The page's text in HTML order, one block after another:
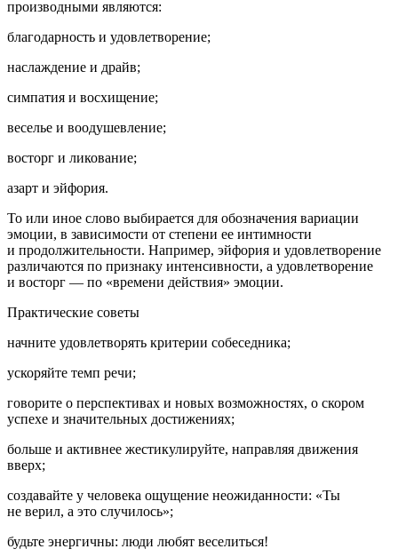
производными являются:
благодарность и удовлетворение;
наслаждение и драйв;
симпатия и восхищение;
веселье и воодушевление;
восторг и ликование;
азарт и эйфория.
То или иное слово выбирается для обозначения вариации
эмоции, в зависимости от степени ее интимности
и продолжительности. Например, эйфория и удовлетворение
различаются по признаку интенсивности, а удовлетворение
и восторг — по «времени действия» эмоции.
Практические советы
начните удовлетворять критерии собеседника;
ускоряйте темп речи;
говорите о перспективах и новых возможностях, о скором
успехе и значительных достижениях;
больше и активнее жестикулируйте, направляя движения
вверх;
создавайте у человека ощущение неожиданности: «Ты
не верил, а это случилось»;
будьте энергичны: люди любят веселиться!